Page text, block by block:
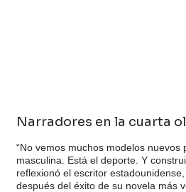
Narradores en la cuarta
“No vemos muchos modelos nuevos
masculina. Está el deporte. Y
reflexionó el escritor
después del éxito de su novela más